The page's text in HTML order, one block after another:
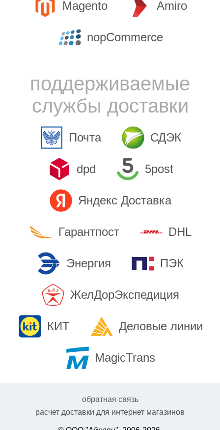
Magento Amiro
nopCommerce
поддерживаемые
службы доставки
Почта СДЭК
dpd 5post
Яндекс Доставка
Гарантпост DHL
Энергия ПЭК
ЖелДорЭкспедиция
КИТ Деловые линии
MagicTrans
обратная связь
расчет доставки для интернет магазинов